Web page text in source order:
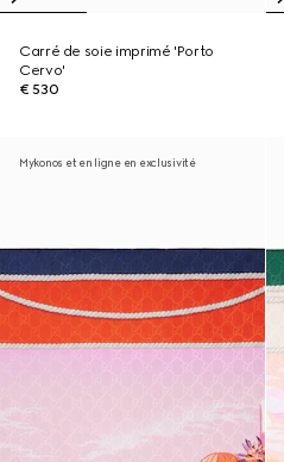
Carré de soie imprimé 'Porto
Cervo'
€ 530
Mykonos et en ligne en exclusivité